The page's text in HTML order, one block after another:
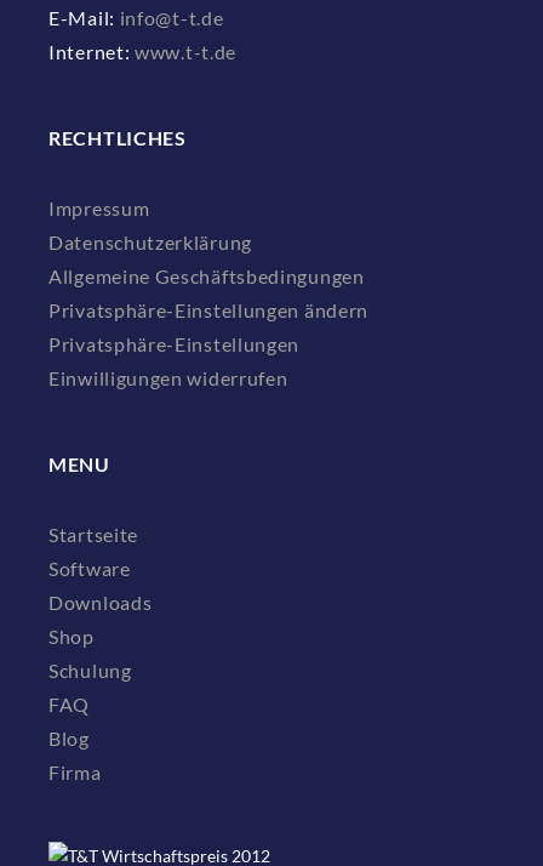
E-Mail: info@t-t.de
Internet: www.t-t.de
RECHTLICHES
Impressum
Datenschutzerklärung
Allgemeine Geschäftsbedingungen
Privatsphäre-Einstellungen ändern
Privatsphäre-Einstellungen
Einwilligungen widerrufen
MENU
Startseite
Software
Downloads
Shop
Schulung
FAQ
Blog
Firma